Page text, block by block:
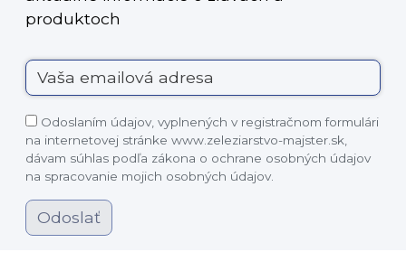
produktoch
Odoslaním údajov, vyplnených v registračnom formulári
na internetovej stránke www.zeleziarstvo-majster.sk,
dávam súhlas podľa zákona o ochrane osobných údajov
na spracovanie mojich osobných údajov.
Odoslať